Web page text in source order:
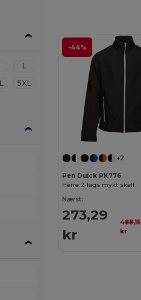
L
5XL
-44%
+2
Pen Duick PK776
Herre 2-lags mykt skall
Nærst:
273,29
kr
488,15
kr